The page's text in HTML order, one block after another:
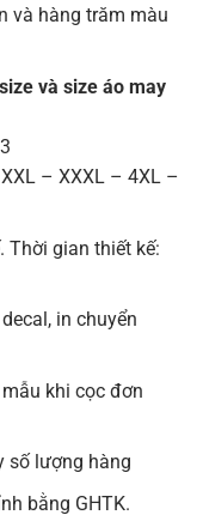
và hàng trăm màu
và size áo may
– XXXL – 4XL –
Thời gian thiết kế:
in chuyển
khi cọc đơn
số lượng hàng
bằng GHTK.